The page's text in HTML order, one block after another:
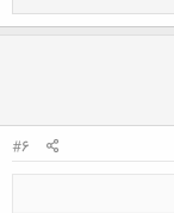
#6